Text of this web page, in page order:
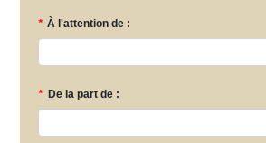
* À l'attention de :
* De la part de :